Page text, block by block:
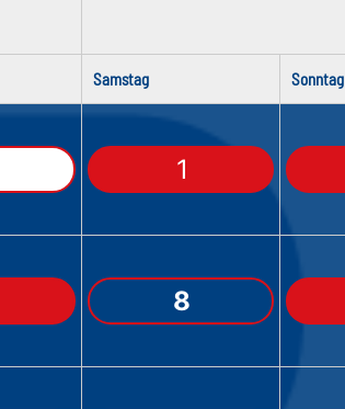
Samstag Sonntag
1
8